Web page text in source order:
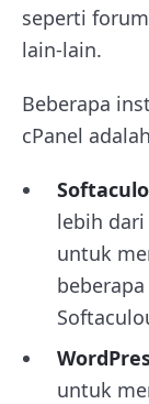
seperti
lain-lain.
Beberapa
cPanel
lebih
untuk
untuk